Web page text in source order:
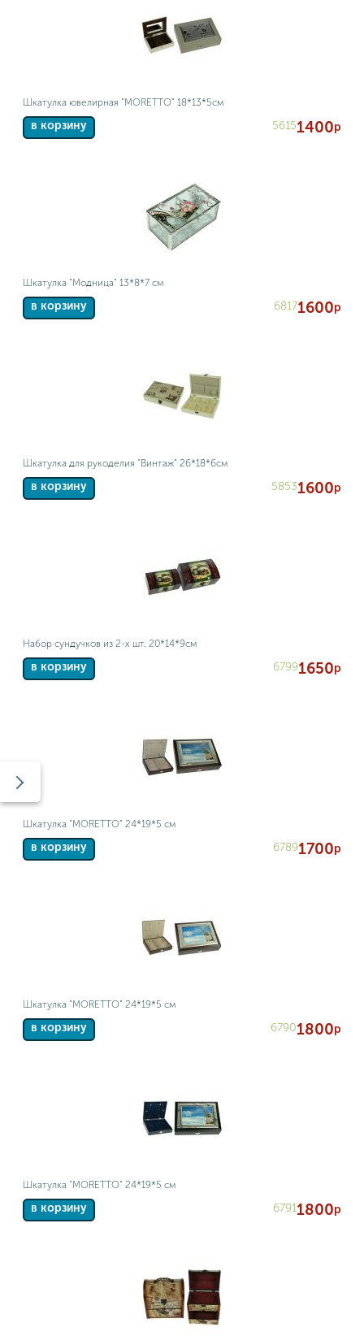
Шкатулка ювелирная "MORETTO" 18*13*5см
в корзину 56151400р
Шкатулка "Модница" 13*8*7 см
в корзину 68171600р
Шкатулка для рукоделия "Винтаж" 26*18*6см
в корзину 58531600р
Набор сундучков из 2-х шт. 20*14*9см
в корзину 67991650р
Шкатулка "MORETTO" 24*19*5 см
в корзину 67891700р
Шкатулка "MORETTO" 24*19*5 см
в корзину 67901800р
Шкатулка "MORETTO" 24*19*5 см
в корзину 67911800р